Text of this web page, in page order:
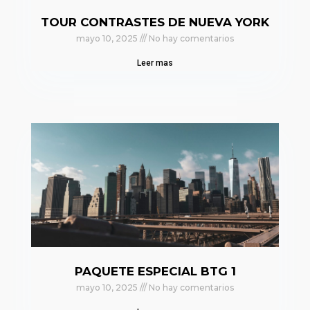
TOUR CONTRASTES DE NUEVA YORK
mayo 10, 2025 No hay comentarios
Leer mas
PAQUETE ESPECIAL BTG 1
mayo 10, 2025 No hay comentarios